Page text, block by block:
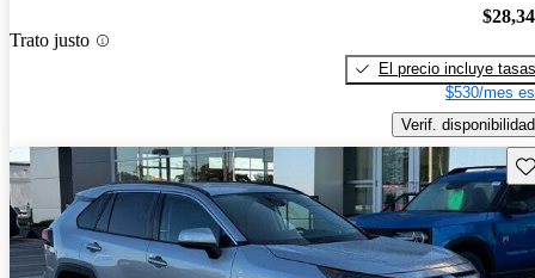
Trato justo
El precio incluye tasas
$530/mes
Verif. disponibilidad